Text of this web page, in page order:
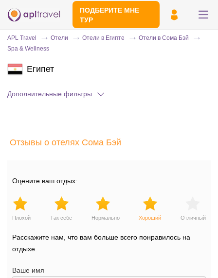
ПОДБЕРИТЕ МНЕ
ТУР
Отправьте свой номер телефона
APL Travel Отели Отели в Египте
Отели в Сома Бэй
Spa & Wellness
Египет
Дополнительные фильтры
Отзывы о отелях Сома Бэй
Оцените ваш отдых:
Плохой Так себе Нормально Хороший Отличный
Расскажите нам, что вам больше всего понравилось на
отдыхе.
Ваше имя